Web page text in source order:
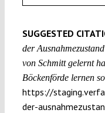
SUGGESTED
der
von Schmitt gelernt
Böckenförde lernen
https://
der-